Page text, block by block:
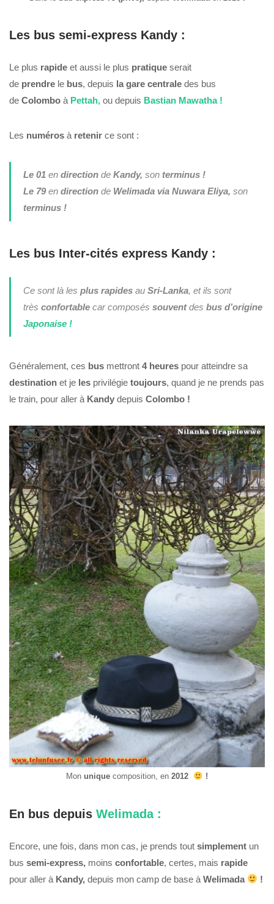
Les bus semi-express Kandy :
Le plus rapide et aussi le plus pratique serait
de prendre le bus, depuis la gare centrale des bus
de Colombo à Pettah, ou depuis Bastian Mawatha !
Les numéros à retenir ce sont :
Le 01en directionde Kandy, sonterminus !
Le 79endirection deWelimada via Nuwara Eliya, son
terminus !
Les bus Inter-cités express Kandy :
Ce sont là les plus rapidesau Sri-Lanka, et ils sont
très confortablecar composés souventdes bus d’origine
Japonaise !
Généralement, ces bus mettront 4 heures pour atteindre sa
destination et je les privilégie toujours, quand je ne prends pas
le train, pour aller à Kandy depuis Colombo !
Monunique composition, en2012 !
En bus depuis Welimada :
Encore, une fois, dans mon cas, je prends tout simplement un
bus semi-express, moins confortable, certes, mais rapide
pour aller à Kandy, depuis mon camp de base à Welimada !